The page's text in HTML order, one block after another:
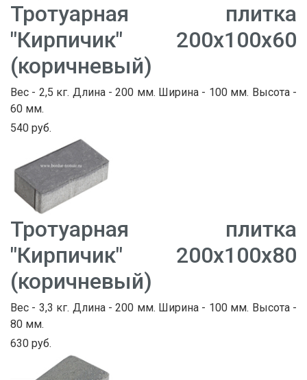
Тротуарная плитка
"Кирпичик" 200х100х60
(коричневый)
Вес - 2,5 кг. Длина - 200 мм. Ширина - 100 мм. Высота -
60 мм.
540 руб.
Тротуарная плитка
"Кирпичик" 200х100х80
(коричневый)
Вес - 3,3 кг. Длина - 200 мм. Ширина - 100 мм. Высота -
80 мм.
630 руб.